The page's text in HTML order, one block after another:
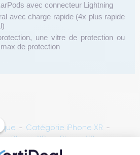
avec connecteur Lightning
avec charge rapide (4x plus rapide
une vitre de protection ou
de protection
- Catégorie iPhone XR -
iPhone XR vs iPhone XS